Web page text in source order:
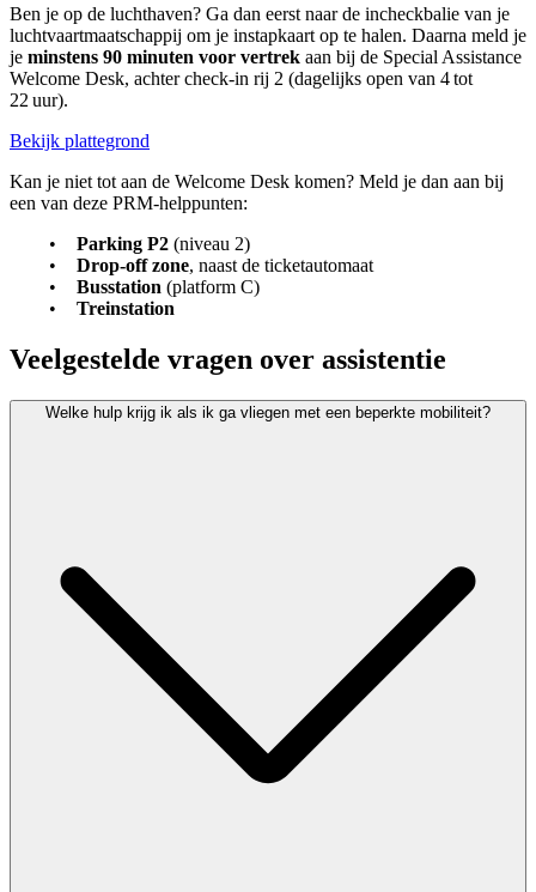
Ben je op de luchthaven? Ga dan eerst naar de incheckbalie van je
luchtvaartmaatschappij om je instapkaart op te halen. Daarna meld je
je minstens 90 minuten voor vertrek aan bij de Special Assistance
Welcome Desk, achter check-in rij 2 (dagelijks open van 4 tot
22 uur).
Bekijk plattegrond
Kan je niet tot aan de Welcome Desk komen? Meld je dan aan bij
een van deze PRM-helppunten:
Parking P2 (niveau 2)
Drop-off zone, naast de ticketautomaat
Busstation (platform C)
Treinstation
Veelgestelde vragen over assistentie